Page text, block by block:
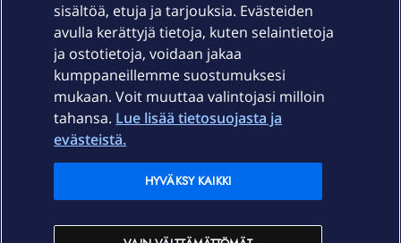
Palvelut
Ajankohtaista
Elisa Oyj
In English
sisältöä, etuja ja tarjouksia. Evästeiden
avulla kerättyjä tietoja, kuten selaintietoja
ja ostotietoja, voidaan jakaa
kumppaneillemme suostumuksesi
mukaan. Voit muuttaa valintojasi milloin
tahansa. Lue lisää tietosuojasta ja
evästeistä.
HYVÄKSY KAIKKI